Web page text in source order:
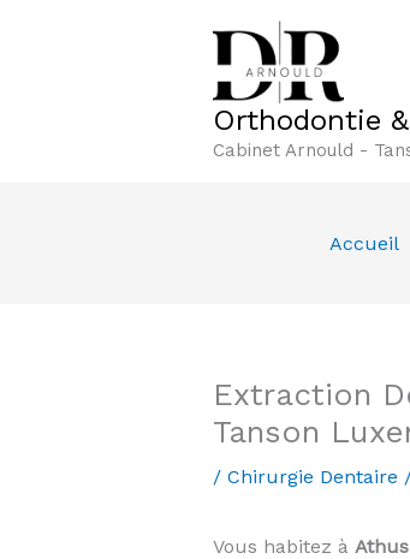
Orthodontie
Cabinet Arnould -
Accueil
Extraction
Tanson
/ Chirurgie Dentaire
Vous habitez à Athus